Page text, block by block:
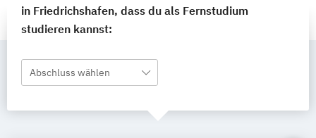
in Friedrichshafen, dass du als Fernstudium
studieren kannst:
Abschluss wählen